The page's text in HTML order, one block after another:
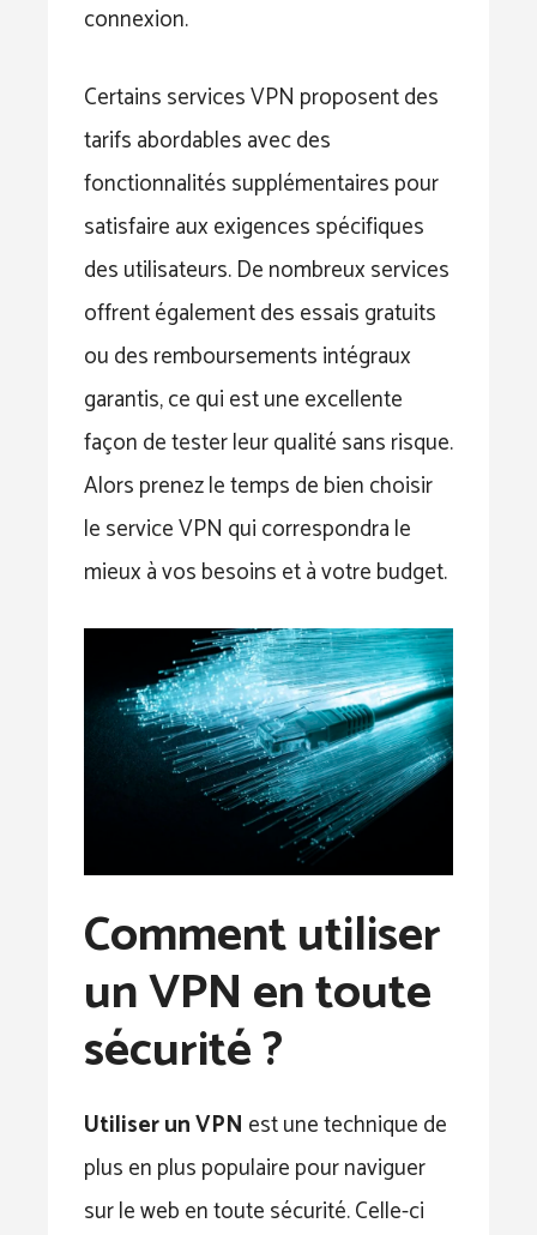
connexion.
Certains services VPN proposent des
tarifs abordables avec des
fonctionnalités supplémentaires pour
satisfaire aux exigences spécifiques
des utilisateurs. De nombreux services
offrent également des essais gratuits
ou des remboursements intégraux
garantis, ce qui est une excellente
façon de tester leur qualité sans risque.
Alors prenez le temps de bien choisir
le service VPN qui correspondra le
mieux à vos besoins et à votre budget.
Comment utiliser
un VPN en toute
sécurité ?
Utiliser un VPN est une technique de
plus en plus populaire pour naviguer
sur le web en toute sécurité. Celle-ci